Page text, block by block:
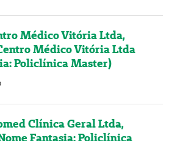
Médico Vitória Ltda,
Médico Vitória Ltda
Policlínica Master)
Clínica Geral Ltda,
Fantasia: Policlínica